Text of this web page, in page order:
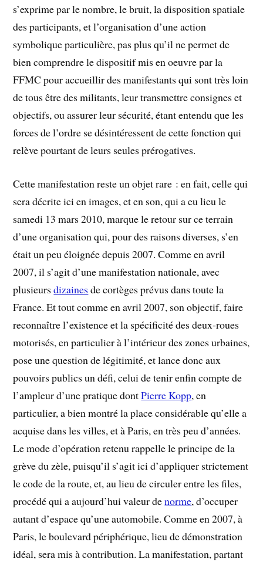
s’exprime par le nombre, le bruit, la disposition spatiale
des participants, et l’organisation d’une action
symbolique particulière, pas plus qu’il ne permet de
bien comprendre le dispositif mis en oeuvre par la
FFMC pour accueillir des manifestants qui sont très loin
de tous être des militants, leur transmettre consignes et
objectifs, ou assurer leur sécurité, étant entendu que les
forces de l’ordre se désintéressent de cette fonction qui
relève pourtant de leurs seules prérogatives.
Cette manifestation reste un objet rare : en fait, celle qui
sera décrite ici en images, et en son, qui a eu lieu le
samedi 13 mars 2010, marque le retour sur ce terrain
d’une organisation qui, pour des raisons diverses, s’en
était un peu éloignée depuis 2007. Comme en avril
2007, il s’agit d’une manifestation nationale, avec
plusieursdizaines de cortèges prévus dans toute la
France. Et tout comme en avril 2007, son objectif, faire
reconnaître l’existence et la spécificité des deux-roues
motorisés, en particulier à l’intérieur des zones urbaines,
pose une question de légitimité, et lance donc aux
pouvoirs publics un défi, celui de tenir enfin compte de
l’ampleur d’une pratique dontPierre Kopp, en
particulier, a bien montré la place considérable qu’elle a
acquise dans les villes, et à Paris, en très peu d’années.
Le mode d’opération retenu rappelle le principe de la
grève du zèle, puisqu’il s’agit ici d’appliquer strictement
le code de la route, et, au lieu de circuler entre les files,
procédé qui a aujourd’hui valeur denorme, d’occuper
autant d’espace qu’une automobile. Comme en 2007, à
Paris, le boulevard périphérique, lieu de démonstration
idéal, sera mis à contribution. La manifestation, partant